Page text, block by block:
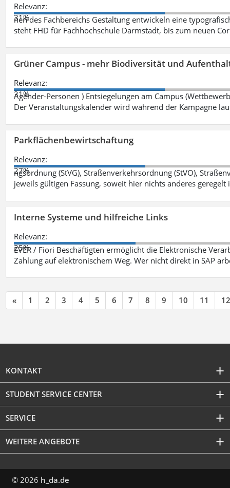
Relevanz:
31%
nen des Fachbereichs Gestaltung entwickeln eine
steht FHD für Fachhochschule Darmstadt, bis zum neuen
Grüner Campus - mehr Biodiversität und
Relevanz:
31%
Agender-Personen ) Entsiegelungen am Campus
Der Veranstaltungskalender wird während der Kampagne
Parkflächenbewirtschaftung
Relevanz:
27%
ngsordnung (StVG), Straßenverkehrsordnung (StVO),
jeweils gültigen Fassung, soweit hier nichts anderes geregelt
Interne Systeme und hilfreiche Links
Relevanz:
25%
EVER / Fiori Beschäftigten ermöglicht die Elektronische
Zahlung auf elektronischem Weg. Wer nicht direkt in SAP
« 1 2 3 4 5 6 7 8 9 10 11 12
KONTAKT
STUDENT SERVICE CENTER
SERVICE
WEITERE ANGEBOTE
© 2026 h_da.de